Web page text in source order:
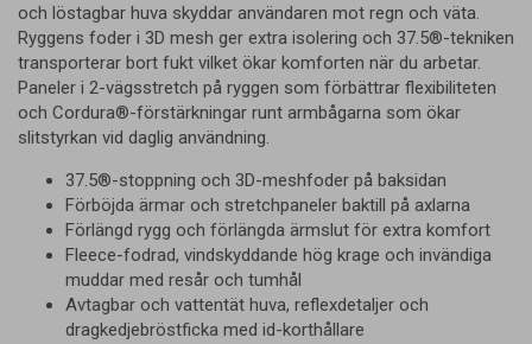
och löstagbar huva skyddar användaren mot regn och väta.
Ryggens foder i 3D mesh ger extra isolering och 37.5®-tekniken
transporterar bort fukt vilket ökar komforten när du arbetar.
Paneler i 2-vägsstretch på ryggen som förbättrar flexibiliteten
och Cordura®-förstärkningar runt armbågarna som ökar
slitstyrkan vid daglig användning.
37.5®-stoppning och 3D-meshfoder på baksidan
Förböjda ärmar och stretchpaneler baktill på axlarna
Förlängd rygg och förlängda ärmslut för extra komfort
Fleece-fodrad, vindskyddande hög krage och invändiga
muddar med resår och tumhål
Avtagbar och vattentät huva, reflexdetaljer och
dragkedjebröstficka med id-korthållare